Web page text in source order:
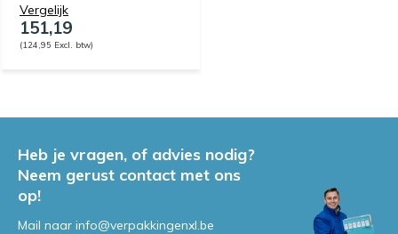
Vergelijk
151,19
(124,95 Excl. btw)
Heb je vragen, of advies nodig?
Neem gerust contact met ons
op!
Mail naar info@verpakkingenxl.be